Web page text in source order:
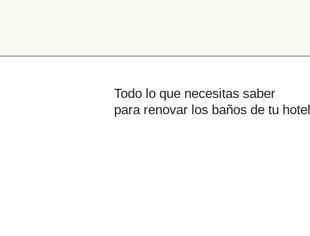
Todo lo que necesitas saber
para renovar los baños de tu hotel